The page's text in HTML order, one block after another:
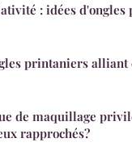
: idées d'ongles
printaniers
de maquillage
rapprochés?